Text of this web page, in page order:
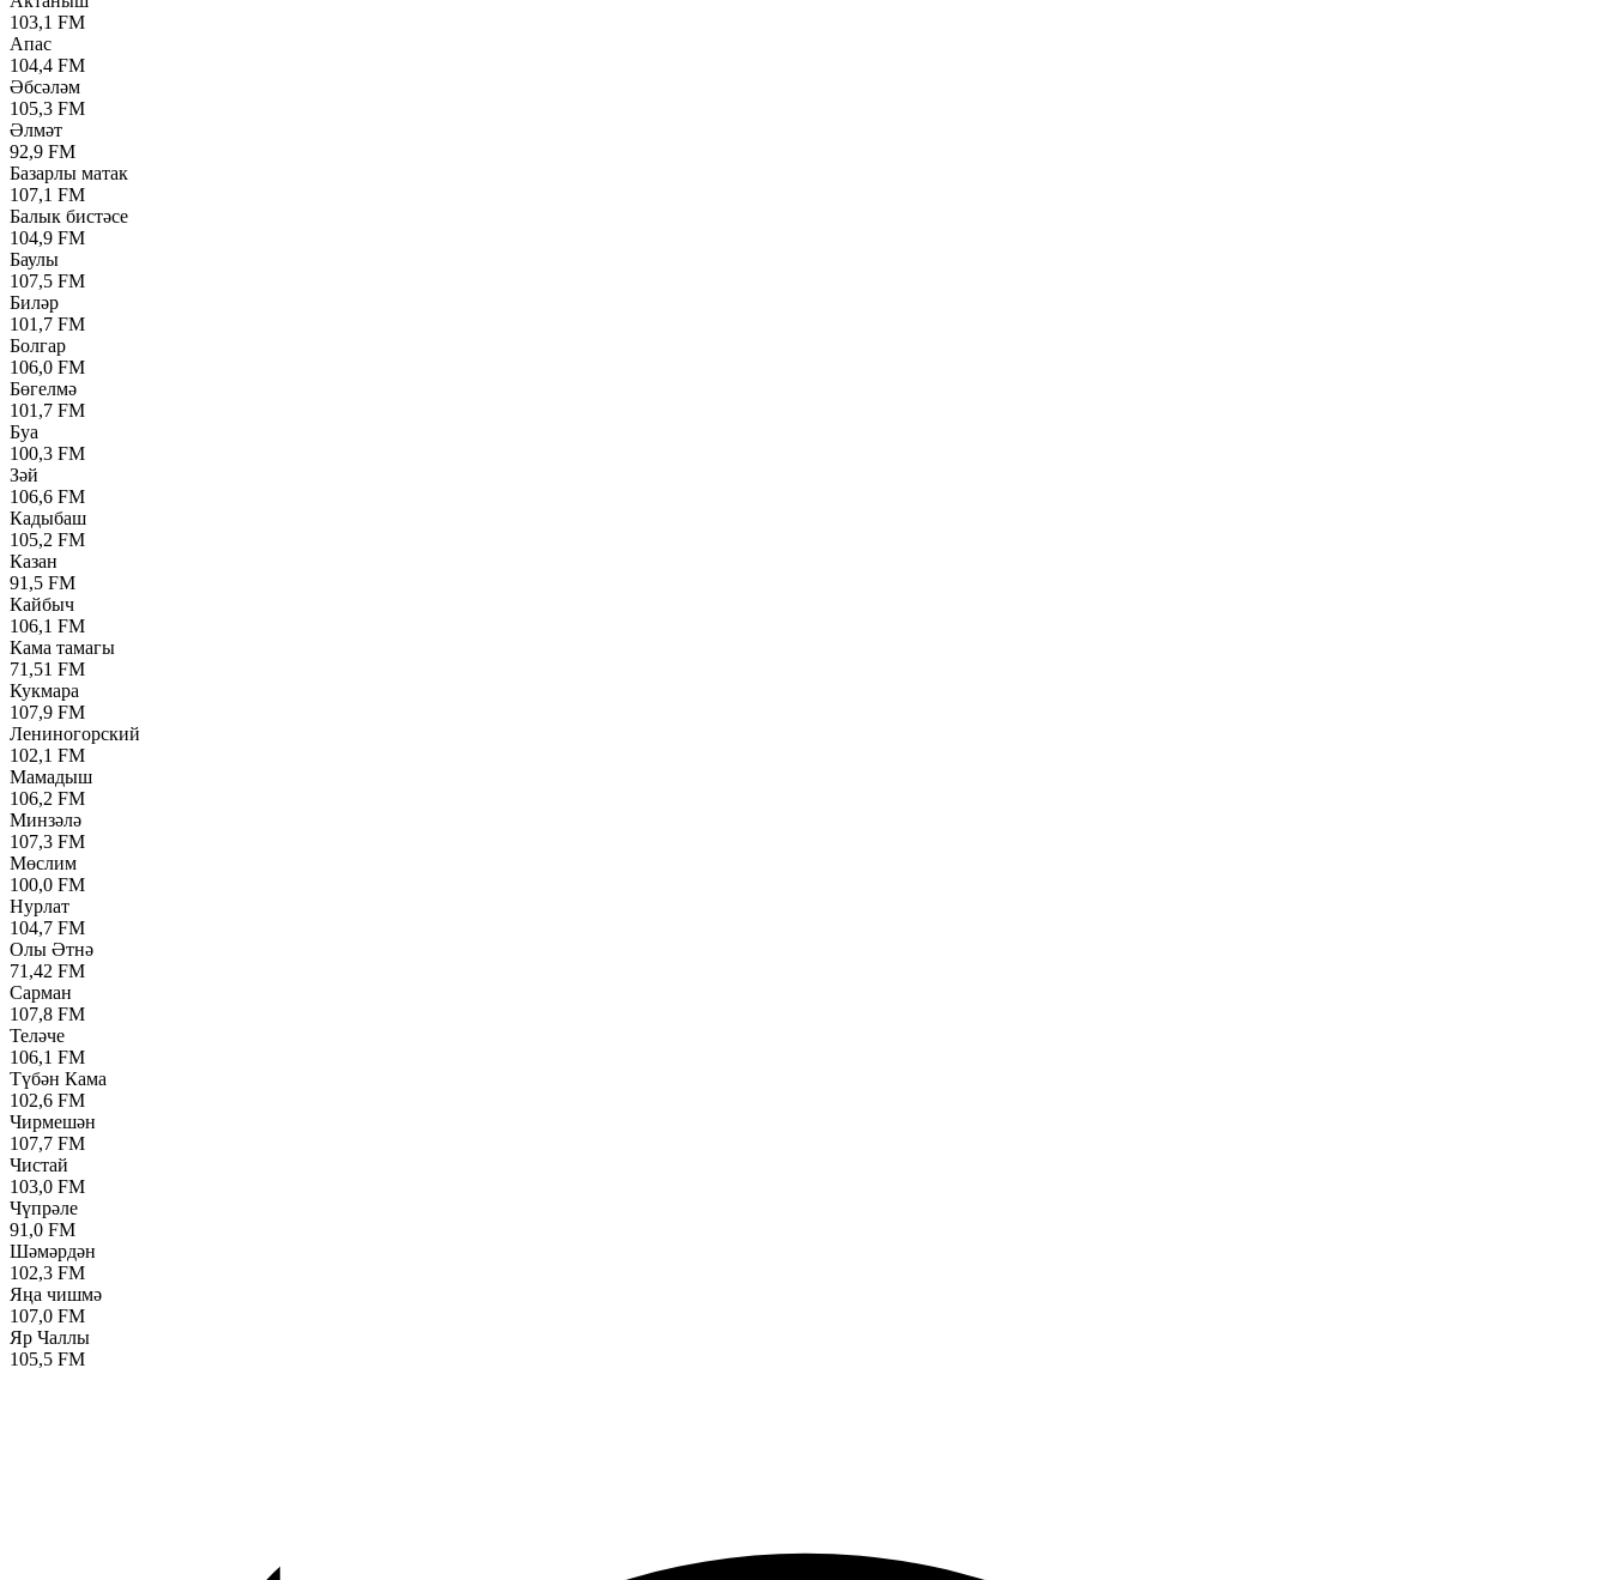
103,1 FM
Апас
104,4 FM
Әбсәләм
105,3 FM
Әлмәт
92,9 FM
Базарлы матак
107,1 FM
Балык бистәсе
104,9 FM
Баулы
107,5 FM
Биләр
101,7 FM
Болгар
106,0 FM
Бөгелмә
101,7 FM
Буа
100,3 FM
Зәй
106,6 FM
Кадыбаш
105,2 FM
Казан
91,5 FM
Кайбыч
106,1 FM
Кама тамагы
71,51 FM
Кукмара
107,9 FM
Лениногорский
102,1 FM
Мамадыш
106,2 FM
Минзәлә
107,3 FM
Мөслим
100,0 FM
Нурлат
104,7 FM
Олы Әтнә
71,42 FM
Сарман
107,8 FM
Теләче
106,1 FM
Түбән Кама
102,6 FM
Чирмешән
107,7 FM
Чистай
103,0 FM
Чүпрәле
91,0 FM
Шәмәрдән
102,3 FM
Яңа чишмә
107,0 FM
Яр Чаллы
105,5 FM